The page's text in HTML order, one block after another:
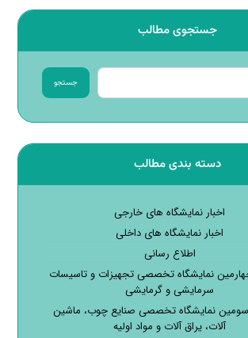
جستجوی مطالب
جستجو
دسته بندی مطالب
اخبار نمایشگاه های خارجی
اخبار نمایشگاه های داخلی
اطلاع رسانی
نمایشگاه تخصصی تجهیزات و تاسیسات
سرمایشی و گرمایشی
نمایشگاه تخصصی صنایع چوب، ماشین
آلات، یراق آلات و مواد اولیه